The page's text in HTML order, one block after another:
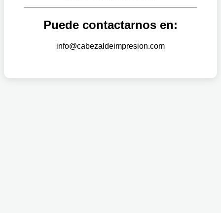
Puede contactarnos en:
info@cabezaldeimpresion.com